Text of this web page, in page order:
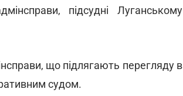
підсудні Луганському
що підлягають перегляду в
судом.